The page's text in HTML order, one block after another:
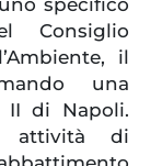
specifico
Consiglio
il
una
II di Napoli.
attività di